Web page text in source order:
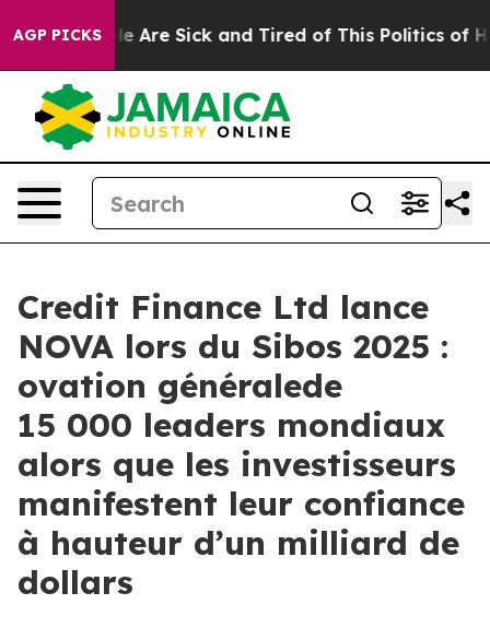
AGP PICKS
“People Are Sick and Tired of This Politics of
Credit Finance Ltd lance
NOVA lors du Sibos 2025 :
ovation généralede
15 000 leaders mondiaux
alors que les investisseurs
manifestent leur confiance
à hauteur d’un milliard de
dollars